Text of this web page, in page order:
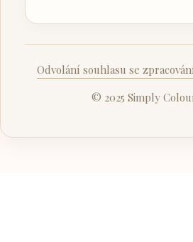
Odvolání souhlasu se
© 2025 Simply